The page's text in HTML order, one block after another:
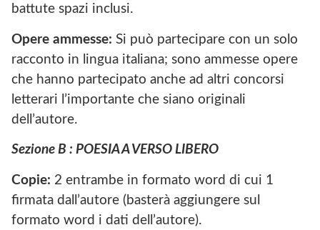
battute spazi inclusi.
Opere ammesse: Si può partecipare con un solo
racconto in lingua italiana; sono ammesse opere
che hanno partecipato anche ad altri concorsi
letterari l’importante che siano originali
dell’autore.
Sezione B : POESIA A VERSO LIBERO
Copie: 2 entrambe in formato word di cui 1
firmata dall’autore (basterà aggiungere sul
formato word i dati dell’autore).